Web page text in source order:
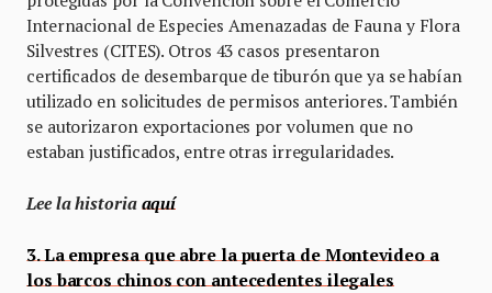
Internacional de Especies Amenazadas de Fauna y Flora
Silvestres (CITES). Otros 43 casos presentaron
certificados de desembarque de tiburón que ya se habían
utilizado en solicitudes de permisos anteriores. También
se autorizaron exportaciones por volumen que no
estaban justificados, entre otras irregularidades.
Lee la historia aquí
3. La empresa que abre la puerta de Montevideo a
los barcos chinos con antecedentes ilegales